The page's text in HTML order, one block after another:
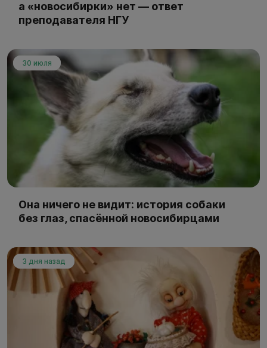
а «новосибирки» нет — ответ
преподавателя НГУ
30 июля
Она ничего не видит: история собаки
без глаз, спасённой новосибирцами
3 дня назад